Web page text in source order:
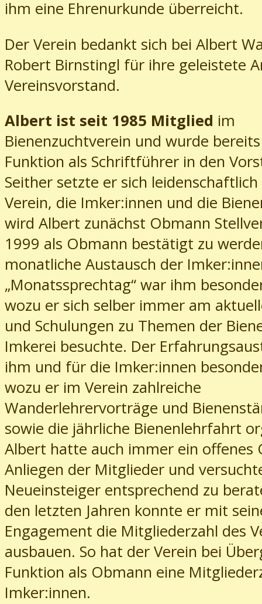
ihm eine Ehrenurkunde überreicht.
Der Verein bedankt sich bei Albert
Robert Birnstingl für ihre geleistete
Vereinsvorstand.
Albert ist seit 1985 Mitglied im
Bienenzuchtverein und wurde
Funktion als Schriftführer in den
Seither setzte er sich
Verein, die Imker:innen und die
wird Albert zunächst Obmann
1999 als Obmann bestätigt zu
monatliche Austausch der
„Monatssprechtag“ war ihm
wozu er sich selber immer am
und Schulungen zu Themen der
Imkerei besuchte. Der
ihm und für die Imker:innen
wozu er im Verein zahlreiche
Wanderlehrervorträge und
sowie die jährliche Bienenlehrfahrt
Albert hatte auch immer ein offenes
Anliegen der Mitglieder und
Neueinsteiger entsprechend zu
den letzten Jahren konnte er mit
Engagement die Mitgliederzahl des
ausbauen. So hat der Verein bei
Funktion als Obmann eine
Imker:innen.